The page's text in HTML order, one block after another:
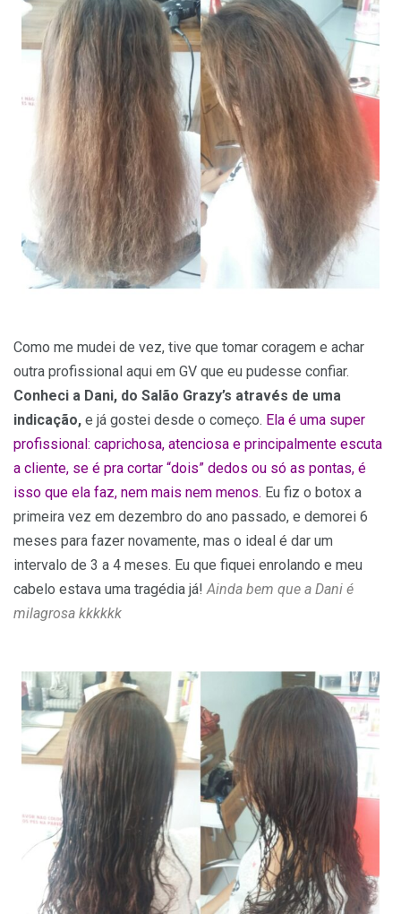
Como me mudei de vez, tive que tomar coragem e achar
outra profissional aqui em GV que eu pudesse confiar.
Conheci a Dani, do Salão Grazy’s através de uma
indicação, e já gostei desde o começo. Ela é uma super
profissional: caprichosa, atenciosa e principalmente escuta
a cliente, se é pra cortar “dois” dedos ou só as pontas, é
isso que ela faz, nem mais nem menos. Eu fiz o botox a
primeira vez em dezembro do ano passado, e demorei 6
meses para fazer novamente, mas o ideal é dar um
intervalo de 3 a 4 meses. Eu que fiquei enrolando e meu
cabelo estava uma tragédia já! Ainda bem que a Dani é
milagrosa kkkkkk